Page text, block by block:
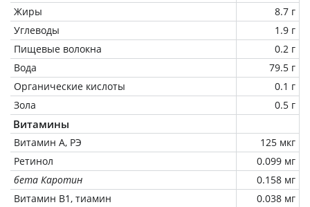
Жиры
8.7 г
Углеводы
1.9 г
Пищевые волокна
0.2 г
Вода
79.5 г
Органические кислоты
0.1 г
Зола
0.5 г
Витамины
Витамин А, РЭ
125 мкг
Ретинол
0.099 мг
бета Каротин
0.158 мг
Витамин В1, тиамин
0.038 мг